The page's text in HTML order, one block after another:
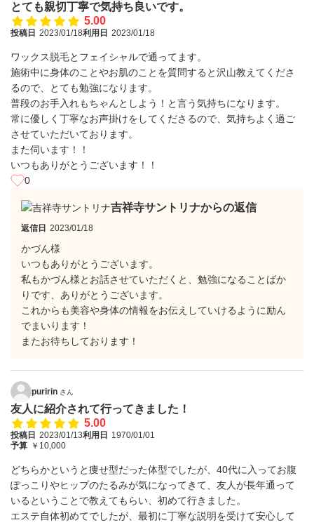
とても親切丁寧で気持ち良いです。
5.00
投稿日 2023/01/18利用日 2023/01/18
ワックス脱毛とフェイシャルで通ってます。
施術中に身体のことやお肌のことを質問すると沢山教えてくださ
るので、とても勉強になります。
普段のお手入れもちゃんとしよう！と言う気持ちになります。
常に優しく丁寧なお声掛けをしてくださるので、気持ちよく過ご
させていただいております。
また伺います！！
いつもありがとうございます！！
0
吉祥寺サントリナからの返信
返信日 2023/01/18
かづん様
いつもありがとうございます。
私もかづん様とお話させていただくと、勉強になることばか
りです、ありがとうございます。
これからも美容や身体の情報をお伝えしていけるように励ん
でまいります！
またお待ちしております！
puririn さん
友人に紹介されて行ってきました！
5.00
投稿日 2023/01/13利用日
1970/01/01
予算 ￥10,000
どちらかというと痩せ型だった体型でしたが、40代に入ってお腹
ぽっこりやヒップのたるみが気になってきて、友人が長年通って
いるということで教えてもらい、初めて行きました。
エステ自体初めてでしたが、最初に丁寧な説明を受けて安心して